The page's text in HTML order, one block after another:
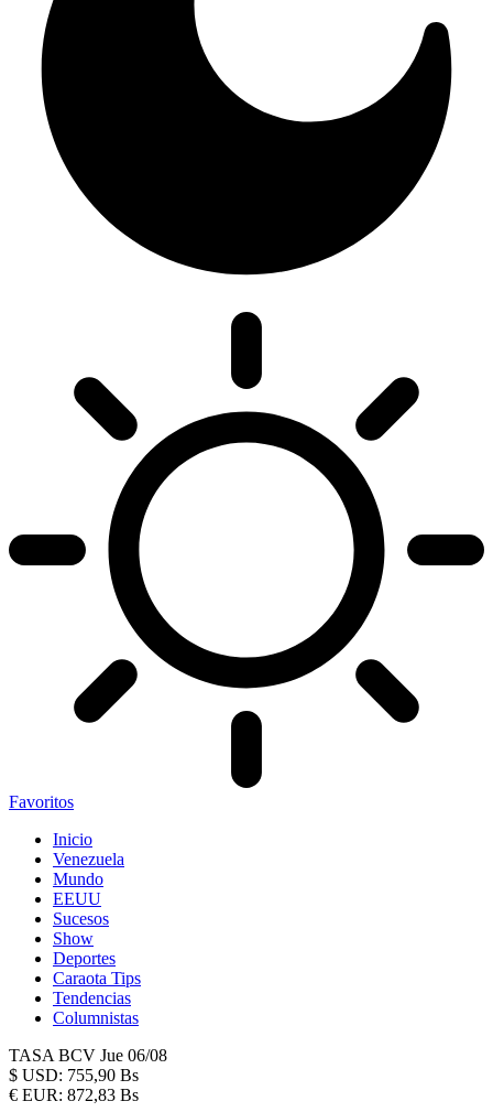
Favoritos
Inicio
Venezuela
Mundo
EEUU
Sucesos
Show
Deportes
Caraota Tips
Tendencias
Columnistas
TASA BCV Jue 06/08
$ USD: 755,90 Bs
€ EUR: 872,83 Bs